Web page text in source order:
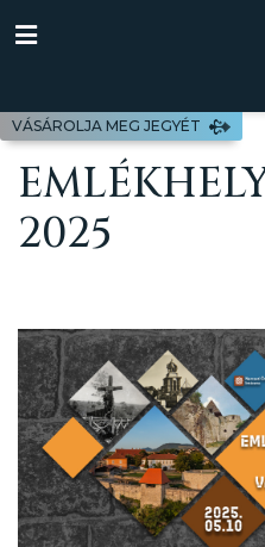
VÁSÁROLJA MEG JEGYÉT
2025